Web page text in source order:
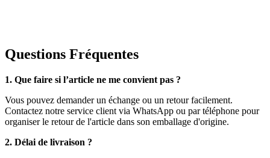
Questions Fréquentes
1. Que faire si l’article ne me convient pas ?
Vous pouvez demander un échange ou un retour facilement.
Contactez notre service client via WhatsApp ou par téléphone pour
organiser le retour de l'article dans son emballage d'origine.
2. Délai de livraison ?